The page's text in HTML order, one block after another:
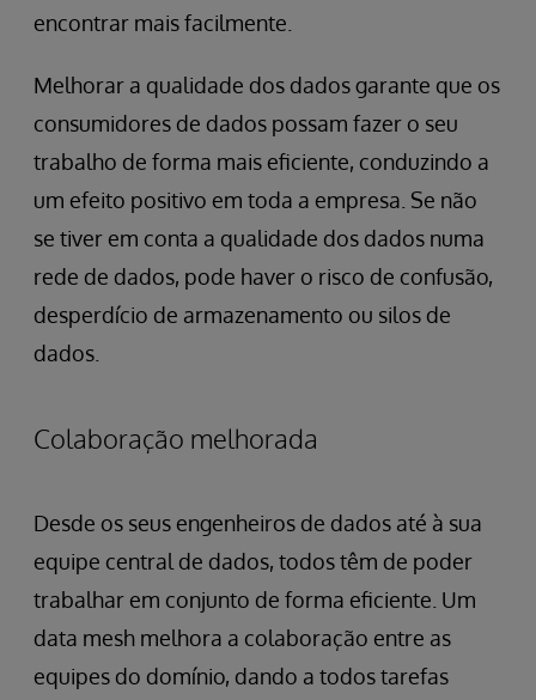
encontrar mais facilmente.
Melhorar a qualidade dos dados garante que os
consumidores de dados possam fazer o seu
trabalho de forma mais eficiente, conduzindo a
um efeito positivo em toda a empresa. Se não
se tiver em conta a qualidade dos dados numa
rede de dados, pode haver o risco de confusão,
desperdício de armazenamento ou silos de
dados.
Colaboração melhorada
Desde os seus engenheiros de dados até à sua
equipe central de dados, todos têm de poder
trabalhar em conjunto de forma eficiente. Um
data mesh melhora a colaboração entre as
equipes do domínio, dando a todos tarefas